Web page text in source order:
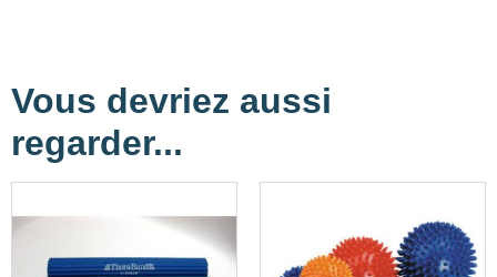
Vous devriez aussi
regarder...